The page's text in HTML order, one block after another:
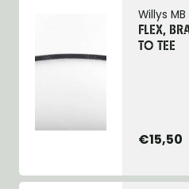
Willys MB
FLEX,
TO TEE
€15,50